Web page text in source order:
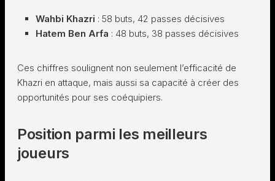
Wahbi Khazri : 58 buts, 42 passes décisives
Hatem Ben Arfa : 48 buts, 38 passes décisives
Ces chiffres soulignent non seulement l’efficacité de
Khazri en attaque, mais aussi sa capacité à créer des
opportunités pour ses coéquipiers.
Position parmi les meilleurs
joueurs